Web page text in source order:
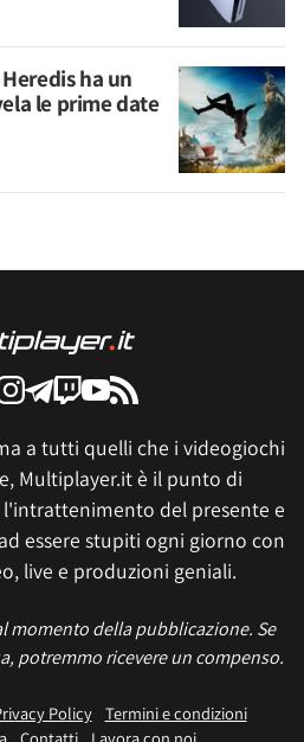
ha un
le prime date
a tutti quelli che i videogiochi
Multiplayer.it è il punto di
del presente e
essere stupiti ogni giorno con
live e produzioni geniali.
momento della pubblicazione. Se
potremmo ricevere un compenso.
Policy
Termini e condizioni